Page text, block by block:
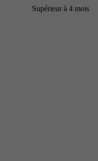
Supérieur à 4 mois